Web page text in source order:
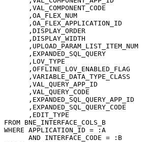
      ,VAL_COMPONENT_CODE
      ,OA_FLEX_NUM
      ,OA_FLEX_APPLICATION_ID
      ,DISPLAY_ORDER
      ,DISPLAY_WIDTH
      ,UPLOAD_PARAM_LIST_ITEM_NUM
      ,EXPANDED_SQL_QUERY
      ,LOV_TYPE
      ,OFFLINE_LOV_ENABLED_FLAG
      ,VARIABLE_DATA_TYPE_CLASS
      ,VAL_QUERY_APP_ID
      ,VAL_QUERY_CODE
      ,EXPANDED_SQL_QUERY_APP_ID
      ,EXPANDED_SQL_QUERY_CODE
      ,EDIT_TYPE
FROM BNE_INTERFACE_COLS_B
WHERE APPLICATION_ID = :A
      AND INTERFACE_CODE = :B